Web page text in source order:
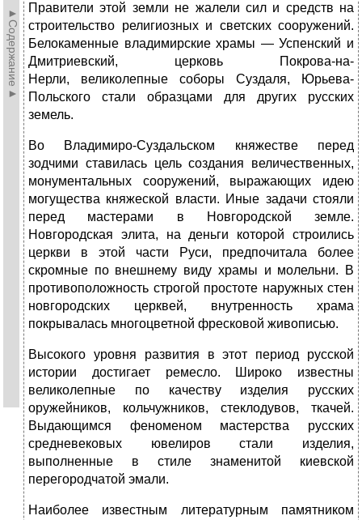
►Содержание►
Правители этой земли не жалели сил и средств на
строительство религиозных и светских сооружений.
Белокаменные владимирские храмы — Успенский и
Дмитриевский, церковь Покрова-на-
Нерли, великолепные соборы Суздаля, Юрьева-
Польского стали образцами для других русских
земель.
Во Владимиро-Суздальском княжестве перед
зодчими ставилась цель создания величественных,
монументальных сооружений, выражающих идею
могущества княжеской власти. Иные задачи стояли
перед мастерами в Новгородской земле.
Новгородская элита, на деньги которой строились
церкви в этой части Руси, предпочитала более
скромные по внешнему виду храмы и молельни. В
противоположность строгой простоте наружных стен
новгородских церквей, внутренность храма
покрывалась многоцветной фресковой живописью.
Высокого уровня развития в этот период русской
истории достигает ремесло. Широко известны
великолепные по качеству изделия русских
оружейников, кольчужников, стеклодувов, ткачей.
Выдающимся феноменом мастерства русских
средневековых ювелиров стали изделия,
выполненные в стиле знаменитой киевской
перегородчатой эмали.
Наиболее известным литературным памятником